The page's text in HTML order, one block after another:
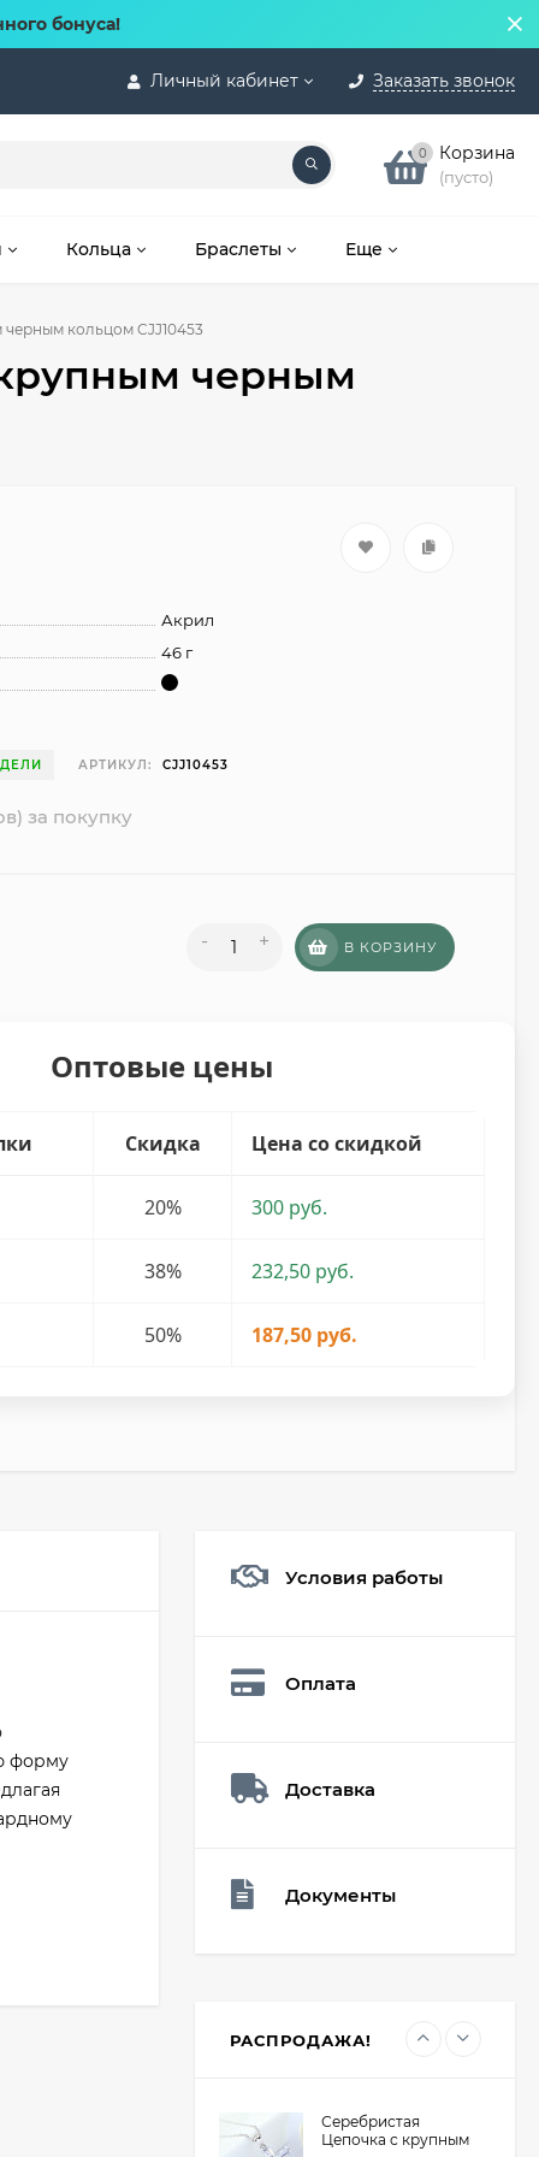
бонуса!
Личный кабинет Заказать звонок
0 Корзина
(пусто)
Кольца Браслеты Еще
кольцом CJJ10453
черным
Акрил
46 г
АРТИКУЛ: CJJ10453
за покупку
- + В КОРЗИНУ
Оптовые цены
Скидка Цена со скидкой
20% 300 руб.
38% 232,50 руб.
50% 187,50 руб.
форму
Условия работы
Оплата
Доставка
Документы
РАСПРОДАЖА!
19₽
Мешочек (5*7см)
Серебристая
Цепочка с крупным